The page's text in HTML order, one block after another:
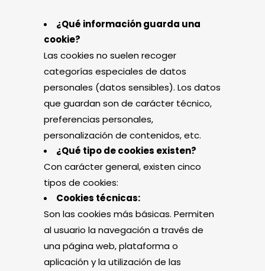
¿Qué información guarda una
cookie?
Las cookies no suelen recoger
categorías especiales de datos
personales (datos sensibles). Los datos
que guardan son de carácter técnico,
preferencias personales,
personalización de contenidos, etc.
¿Qué tipo de cookies existen?
Con carácter general, existen cinco
tipos de cookies:
Cookies técnicas:
Son las cookies más básicas. Permiten
al usuario la navegación a través de
una página web, plataforma o
aplicación y la utilización de las